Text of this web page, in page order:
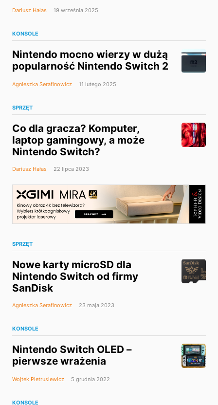
Dariusz Hałas 19 września 2025
KONSOLE
Nintendo mocno wierzy w dużą
popularność Nintendo Switch 2
Agnieszka Serafinowicz 11 lutego 2025
SPRZĘT
Co dla gracza? Komputer,
laptop gamingowy, a może
Nintendo Switch?
Dariusz Hałas 22 lipca 2023
SPRZĘT
Nowe karty microSD dla
Nintendo Switch od firmy
SanDisk
Agnieszka Serafinowicz 23 maja 2023
KONSOLE
Nintendo Switch OLED –
pierwsze wrażenia
Wojtek Pietrusiewicz 5 grudnia 2022
KONSOLE